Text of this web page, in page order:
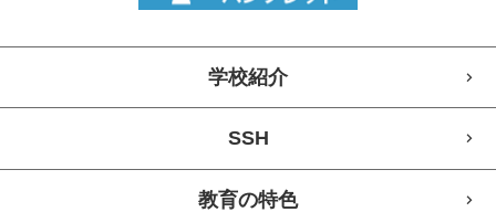
学校紹介
SSH
教育の特色